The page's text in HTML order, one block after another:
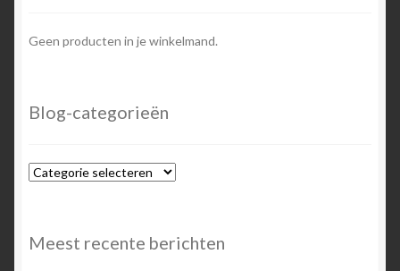
Geen producten in je winkelmand.
Blog-categorieën
Blog-
Meest recente berichten